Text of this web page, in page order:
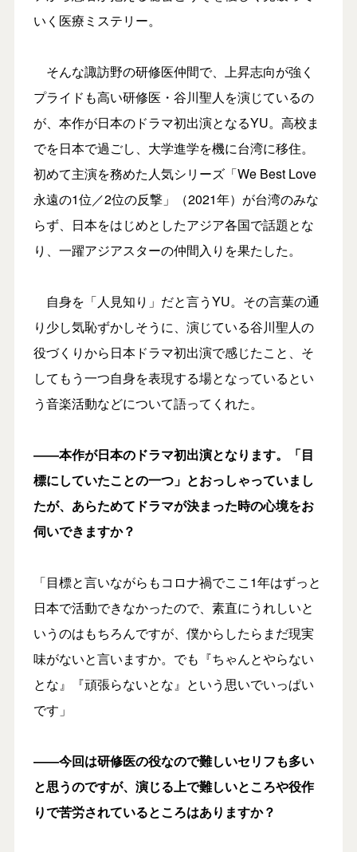
いく医療ミステリー。
そんな諏訪野の研修医仲間で、上昇志向が強く
プライドも高い研修医・谷川聖人を演じているの
が、本作が日本のドラマ初出演となるYU。高校ま
でを日本で過ごし、大学進学を機に台湾に移住。
初めて主演を務めた人気シリーズ「We Best Love
永遠の1位／2位の反撃」（2021年）が台湾のみな
らず、日本をはじめとしたアジア各国で話題とな
り、一躍アジアスターの仲間入りを果たした。
自身を「人見知り」だと言うYU。その言葉の通
り少し気恥ずかしそうに、演じている谷川聖人の
役づくりから日本ドラマ初出演で感じたこと、そ
してもう一つ自身を表現する場となっているとい
う音楽活動などについて語ってくれた。
――本作が日本のドラマ初出演となります。「目
標にしていたことの一つ」とおっしゃっていまし
たが、あらためてドラマが決まった時の心境をお
伺いできますか？
「目標と言いながらもコロナ禍でここ1年はずっと
日本で活動できなかったので、素直にうれしいと
いうのはもちろんですが、僕からしたらまだ現実
味がないと言いますか。でも『ちゃんとやらない
とな』『頑張らないとな』という思いでいっぱい
です」
――今回は研修医の役なので難しいセリフも多い
と思うのですが、演じる上で難しいところや役作
りで苦労されているところはありますか？